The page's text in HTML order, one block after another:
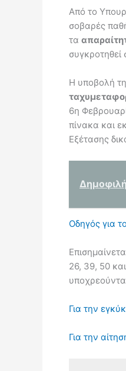
Από το
σοβαρές
τα
Η υποβολή
6η
πίνακα και
Εξέτασης
Οδηγός για
26, 39, 50
Για την
Για την